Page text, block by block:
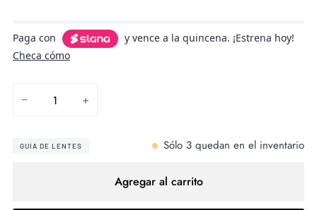
Paga con
y vence a la quincena. ¡Estrena hoy!
Checa cómo
− +
GUÍA DE LENTES Sólo 3 quedan en el inventario
Agregar al carrito